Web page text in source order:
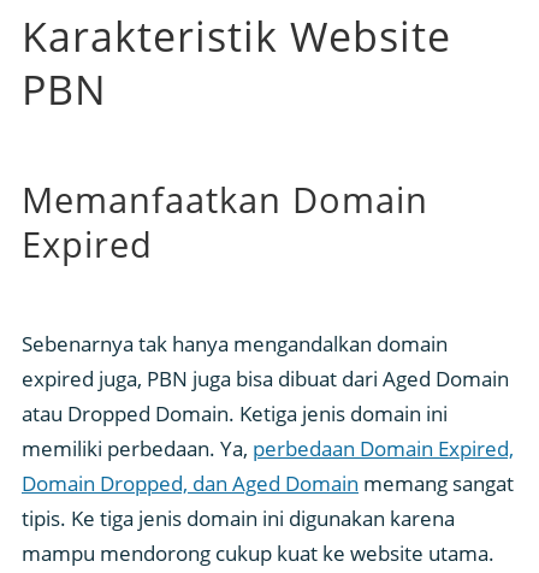
Karakteristik Website
PBN
Memanfaatkan Domain
Expired
Sebenarnya tak hanya mengandalkan domain
expired juga, PBN juga bisa dibuat dari Aged Domain
atau Dropped Domain. Ketiga jenis domain ini
memiliki perbedaan. Ya, perbedaan Domain Expired,
Domain Dropped, dan Aged Domain memang sangat
tipis. Ke tiga jenis domain ini digunakan karena
mampu mendorong cukup kuat ke website utama.